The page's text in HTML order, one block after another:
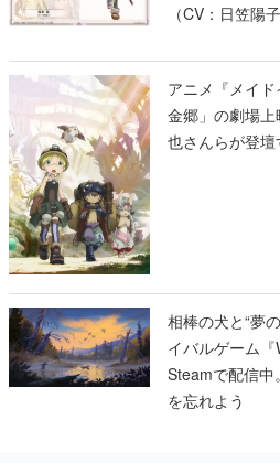
（CV：日笠陽
アニメ『メイ
金郷」の劇場
也さんらが登
相棒の犬と“夢
イバルゲーム
Steamで配信
を忘れよう